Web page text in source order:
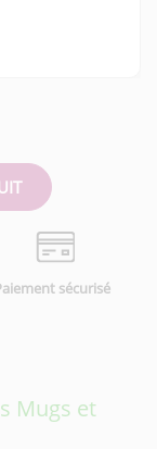
sécurisé
Mugs et